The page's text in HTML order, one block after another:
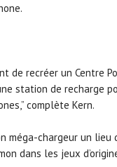
de recréer un Centre
station de recharge
complète Kern.
méga-chargeur un
dans les jeux